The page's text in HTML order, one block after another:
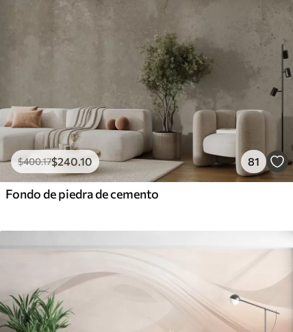
$400.17$240 .10 81
Fondo de piedra de cemento